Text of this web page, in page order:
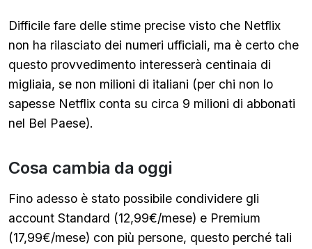
Difficile fare delle stime precise visto che Netflix
non ha rilasciato dei numeri ufficiali, ma è certo che
questo provvedimento interesserà centinaia di
migliaia, se non milioni di italiani (per chi non lo
sapesse Netflix conta su circa 9 milioni di abbonati
nel Bel Paese).
Cosa cambia da oggi
Fino adesso è stato possibile condividere gli
account Standard (12,99€/mese) e Premium
(17,99€/mese) con più persone, questo perché tali